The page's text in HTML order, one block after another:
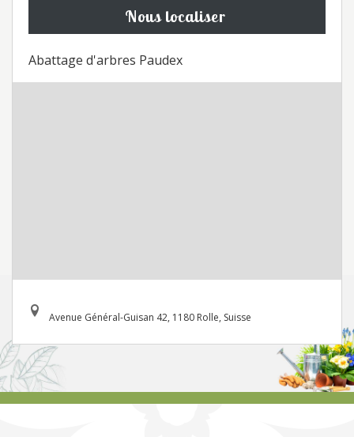
Nous localiser
Abattage d'arbres Paudex
Avenue Général-Guisan 42, 1180 Rolle, Suisse